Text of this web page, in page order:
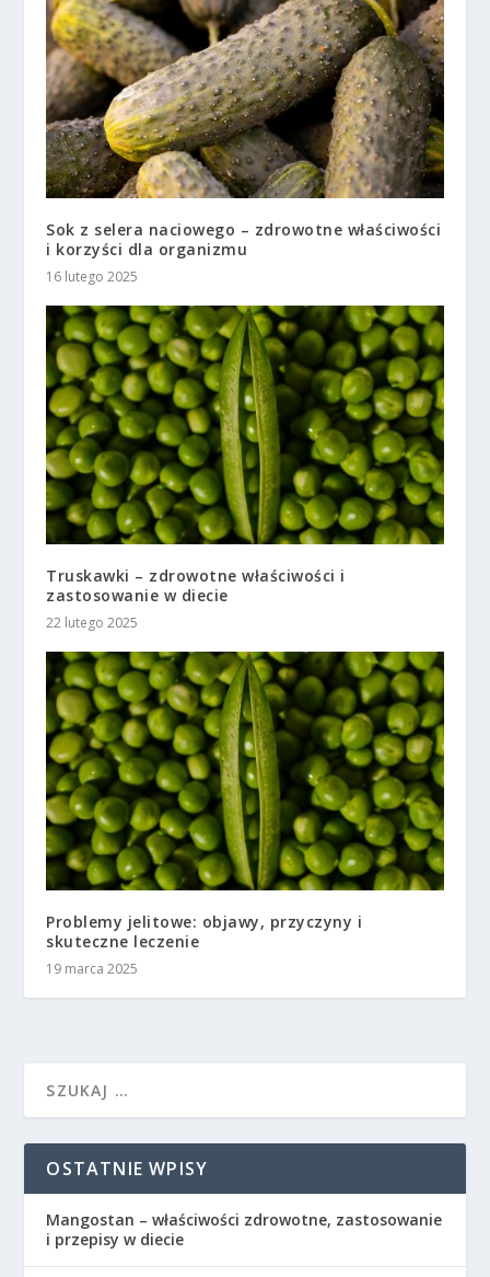
Sok z selera naciowego – zdrowotne właściwości
i korzyści dla organizmu
16 lutego 2025
Truskawki – zdrowotne właściwości i
zastosowanie w diecie
22 lutego 2025
Problemy jelitowe: objawy, przyczyny i
skuteczne leczenie
19 marca 2025
OSTATNIE WPISY
Mangostan – właściwości zdrowotne, zastosowanie
i przepisy w diecie